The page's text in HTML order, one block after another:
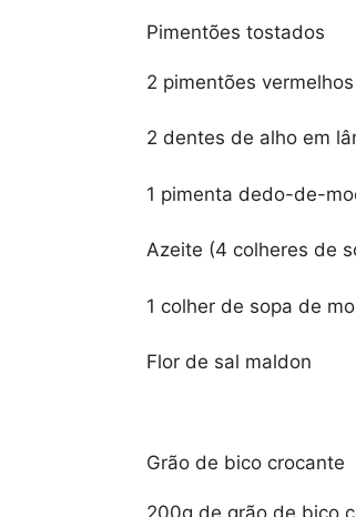
Pimentões tostados
2 pimentões
2 dentes de alho em
1 pimenta dedo-de-
Azeite (4 colheres de
1 colher de sopa de
Flor de sal maldon
Grão de bico crocante
200g de grão de bico